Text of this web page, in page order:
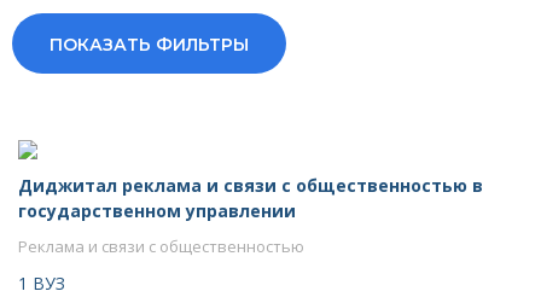
ПОКАЗАТЬ ФИЛЬТРЫ
Диджитал реклама и связи с общественностью в
государственном управлении
Реклама и связи с общественностью
1 ВУЗ